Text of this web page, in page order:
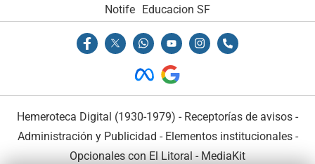
Notife Educacion SF
Hemeroteca Digital (1930-1979) - Receptorías de avisos -
Administración y Publicidad - Elementos institucionales-
Opcionales con El Litoral - MediaKit